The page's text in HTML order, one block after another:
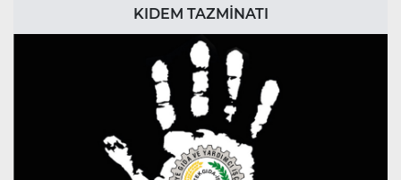
KIDEM TAZMİNATI